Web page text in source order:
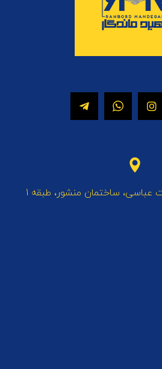
عباسی، ساختمان منشور، طبقه 1